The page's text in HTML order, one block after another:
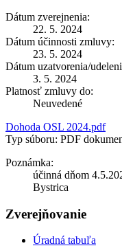
Dátum zverejnenia:
22. 5. 2024
Dátum účinnosti zmluvy:
23. 5. 2024
Dátum uzatvorenia/
3. 5. 2024
Platnosť zmluvy do:
Neuvedené
Dohoda OSL 2024.pdf
Typ súboru: PDF
Poznámka:
účinná dňom
Bystrica
Zverejňovanie
Úradná tabuľa